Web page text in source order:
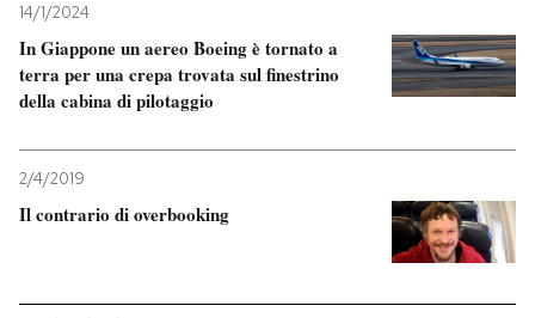
Cultura
Economia
Sport
Altrecose
Mondiali calcio 2026
14/1/2024
In Giappone un aereo Boeing è tornato a
terra per una crepa trovata sul finestrino
della cabina di pilotaggio
2/4/2019
Il contrario di overbooking